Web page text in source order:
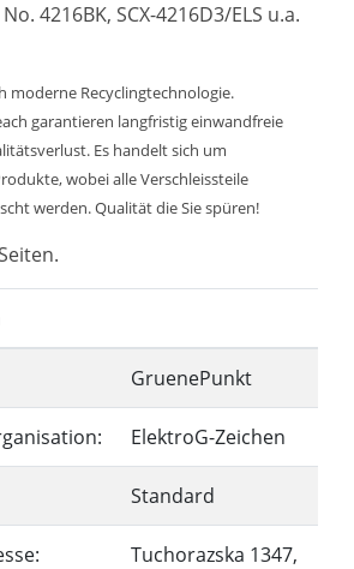
4216BK, SCX-4216D3/ELS u.a.
moderne Recyclingtechnologie.
garantieren langfristig einwandfreie
Es handelt sich um
wobei alle Verschleissteile
werden. Qualität die Sie spüren!
GruenePunkt
ElektroG-Zeichen
Standard
Tuchorazska 1347,